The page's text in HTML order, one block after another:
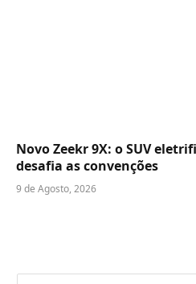
Novo Zeekr 9X: o SUV
desafia as convenções
9 de Agosto, 2026